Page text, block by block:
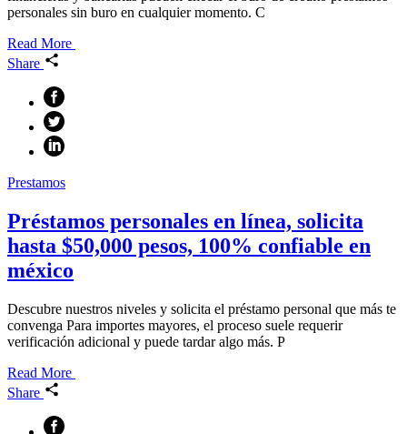
personales sin buro en cualquier momento. C
Read More
Share
Prestamos
Préstamos personales en línea, solicita
hasta $50,000 pesos, 100% confiable en
méxico
Descubre nuestros niveles y solicita el préstamo personal que más te
convenga Para importes mayores, el proceso suele requerir
verificación adicional y puede tardar algo más. P
Read More
Share